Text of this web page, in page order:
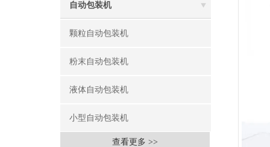
自动包装机
颗粒自动包装机
粉末自动包装机
液体自动包装机
小型自动包装机
查看更多 >>